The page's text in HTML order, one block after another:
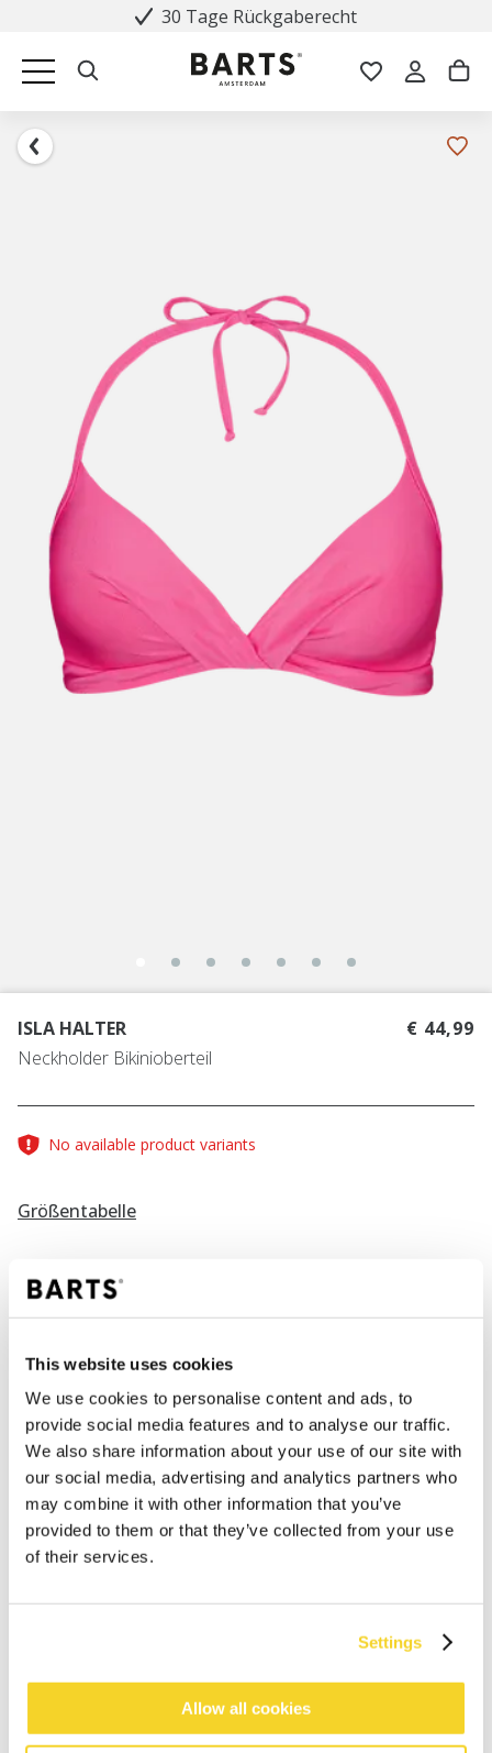
This website uses cookies
We use cookies to personalise content and ads, to
provide social media features and to analyse our traffic.
We also share information about your use of our site with
our social media, advertising and analytics partners who
may combine it with other information that you’ve
provided to them or that they’ve collected from your use
of their services.
Settings
Allow all cookies
30 Tage Rückgaberecht
ISLA HALTER
Neckholder Bikinioberteil
€ 44,99
No available product variants
Größentabelle
Größe finden
FARBEhot pink
IN DEN WARENKORB
Bestellungen, die vor 12 Uhr MEZ (Montag bis
Freitag) bei uns eingehen, werden noch am selben
30 Tage Rückgaberecht